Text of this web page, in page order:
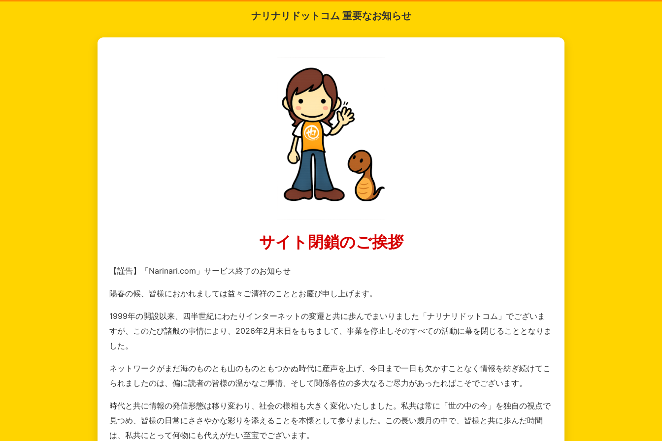
ナリナリドットコム 重要なお知らせ
サイト閉鎖のご挨拶
【謹告】「Narinari.com」サービス終了のお知らせ
陽春の候、皆様におかれましては益々ご清祥のこととお慶び申し上げます。
1999年の開設以来、四半世紀にわたりインターネットの変遷と共に歩んでまいりました「ナリナリドットコム」でございま
すが、このたび諸般の事情により、2026年2月末日をもちまして、事業を停止しそのすべての活動に幕を閉じることとなりま
した。
ネットワークがまだ海のものとも山のものともつかぬ時代に産声を上げ、今日まで一日も欠かすことなく情報を紡ぎ続けてこ
られましたのは、偏に読者の皆様の温かなご厚情、そして関係各位の多大なるご尽力があったればこそでございます。
時代と共に情報の発信形態は移り変わり、社会の様相も大きく変化いたしました。私共は常に「世の中の今」を独自の視点で
見つめ、皆様の日常にささやかな彩りを添えることを本懐として参りました。この長い歳月の中で、皆様と共に歩んだ時間
は、私共にとって何物にも代えがたい至宝でございます。